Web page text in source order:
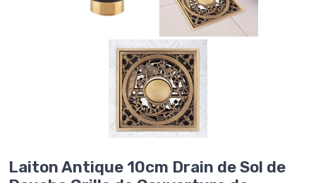
Laiton Antique 10cm Drain de Sol de